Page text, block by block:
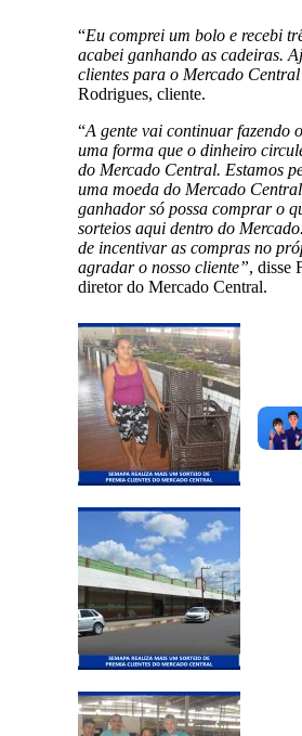
“Eu comprei um bolo e recebi
acabei ganhando as cadeiras.
clientes para o Mercado
Rodrigues, cliente.
“A gente vai continuar fazendo
uma forma que o dinheiro
do Mercado Central. Estamos
uma moeda do Mercado
ganhador só possa comprar o
sorteios aqui dentro do
de incentivar as compras no
agradar o nosso cliente”, disse
diretor do Mercado Central.